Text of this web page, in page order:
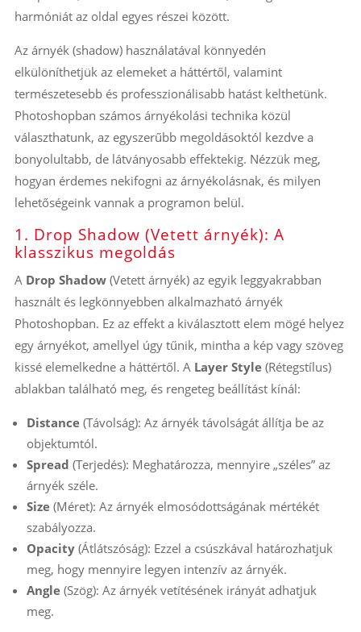
harmóniát az oldal egyes részei között.
Az árnyék (shadow) használatával könnyedén
elkülöníthetjük az elemeket a háttértől, valamint
természetesebb és professzionálisabb hatást kelthetünk.
Photoshopban számos árnyékolási technika közül
választhatunk, az egyszerűbb megoldásoktól kezdve a
bonyolultabb, de látványosabb effektekig. Nézzük meg,
hogyan érdemes nekifogni az árnyékolásnak, és milyen
lehetőségeink vannak a programon belül.
1. Drop Shadow (Vetett árnyék): A
klasszikus megoldás
A Drop Shadow(Vetett árnyék) az egyik leggyakrabban
használt és legkönnyebben alkalmazható árnyék
Photoshopban. Ez az effekt a kiválasztott elem mögé helyez
egy árnyékot, amellyel úgy tűnik, mintha a kép vagy szöveg
kissé elemelkedne a háttértől. A Layer Style(Rétegstílus)
ablakban található meg, és rengeteg beállítást kínál:
Distance(Távolság): Az árnyék távolságát állítja be az
objektumtól.
Spread (Terjedés): Meghatározza, mennyire „széles” az
árnyék széle.
Size(Méret): Az árnyék elmosódottságának mértékét
szabályozza.
Opacity(Átlátszóság): Ezzel a csúszkával határozhatjuk
meg, hogy mennyire legyen intenzív az árnyék.
Angle(Szög): Az árnyék vetítésének irányát adhatjuk
meg.